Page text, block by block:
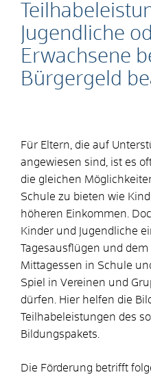
Jugendliche
Erwachsene
Bürgergeld
Für Eltern, die auf
angewiesen sind, ist es
die gleichen
Schule zu bieten wie
höheren Einkommen.
Kinder und Jugendliche
Tagesausflügen und
Mittagessen in Schule
Spiel in Vereinen und
dürfen. Hier helfen die
Teilhabeleistungen des
Bildungspakets.
Die Förderung betrifft